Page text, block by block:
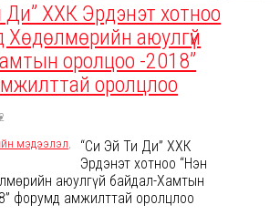
Ди” ХХК Эрдэнэт хотноо
Хөдөлмөрийн аюулгүй
оролцоо -2018”
оролцлоо
мэдээлэл,
“Си Эй Ти Ди” ХХК
Эрдэнэт хотноо “Нэн
аюулгүй байдал-Хамтын
форумд амжилттай оролцлоо